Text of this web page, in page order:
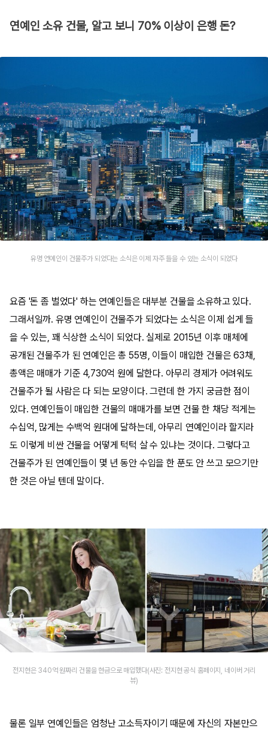
연예인 소유 건물, 알고 보니 70% 이상이 은행 돈?
유명 연예인이 건물주가 되었다는 소식은 이제 자주 들을 수 있는 소식이 되었다
요즘 '돈 좀 벌었다' 하는 연예인들은 대부분 건물을 소유하고 있다.
그래서일까. 유명 연예인이 건물주가 되었다는 소식은 이제 쉽게 들
을 수 있는, 꽤 식상한 소식이 되었다. 실제로 2015년 이후 매체에
공개된 건물주가 된 연예인은 총 55명, 이들이 매입한 건물은 63채,
총액은 매매가 기준 4,730억 원에 달한다. 아무리 경제가 어려워도
건물주가 될 사람은 다 되는 모양이다. 그런데 한 가지 궁금한 점이
있다. 연예인들이 매입한 건물의 매매가를 보면 건물 한 채당 적게는
수십억, 많게는 수백억 원대에 달하는데, 아무리 연예인이라 할지라
도 이렇게 비싼 건물을 어떻게 턱턱 살 수 있냐는 것이다. 그렇다고
건물주가 된 연예인들이 몇 년 동안 수입을 한 푼도 안 쓰고 모으기만
한 것은 아닐 텐데 말이다.
​전지현은 340억 원짜리 건물을 현금으로 매입했다(사진: 전지현 공식 홈페이지, 네이버 거리
뷰)
물론 일부 연예인들은 엄청난 고소득자이기 때문에 자신의 자본만으